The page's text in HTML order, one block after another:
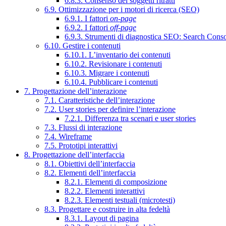
6.9. Ottimizzazione per i motori di ricerca (SEO)
6.9.1. I fattori on-page
6.9.2. I fattori off-page
6.9.3. Strumenti di diagnostica SEO: Search
6.10. Gestire i contenuti
6.10.1. L’inventario dei contenuti
6.10.2. Revisionare i contenuti
6.10.3. Migrare i contenuti
6.10.4. Pubblicare i contenuti
7. Progettazione dell’interazione
7.1. Caratteristiche dell’interazione
7.2. User stories per definire l’interazione
7.2.1. Differenza tra scenari e user stories
7.3. Flussi di interazione
7.4. Wireframe
7.5. Prototipi interattivi
8. Progettazione dell’interfaccia
8.1. Obiettivi dell’interfaccia
8.2. Elementi dell’interfaccia
8.2.1. Elementi di composizione
8.2.2. Elementi interattivi
8.2.3. Elementi testuali (microtesti)
8.3. Progettare e costruire in alta fedeltà
8.3.1. Layout di pagina